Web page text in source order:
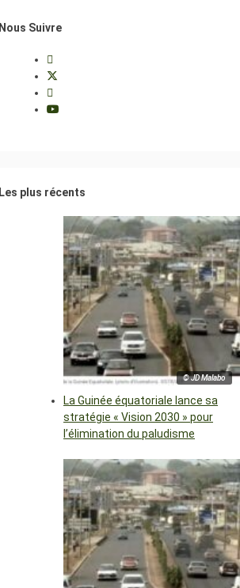
Nous Suivre
Les plus récents
© JD Malabo
La Guinée équatoriale lance sa
stratégie « Vision 2030 » pour
l’élimination du paludisme